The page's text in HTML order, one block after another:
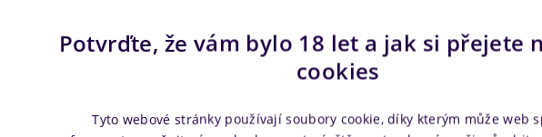
Tloušťka
Potvrďte, že vám bylo 18 let a jak si přejete
cookies
Tyto webové stránky používají soubory cookie, díky kterým může web